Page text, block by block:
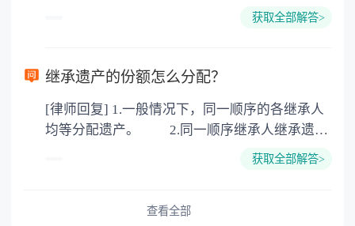
下都是不需要公证的，当然，如果需要公正的也
以防对财产继承发生纠纷，可以对遗产继承进行
公证。
获取全部解答>
继承遗产的份额怎么分配？
[律师回复] 1.一般情况下，同一顺序的各继承人
均等分配遗产。 2.同一顺序继承人继承遗产
或者与被继承人共同生活的继承人，分配遗产
获取全部解答>
查看全部